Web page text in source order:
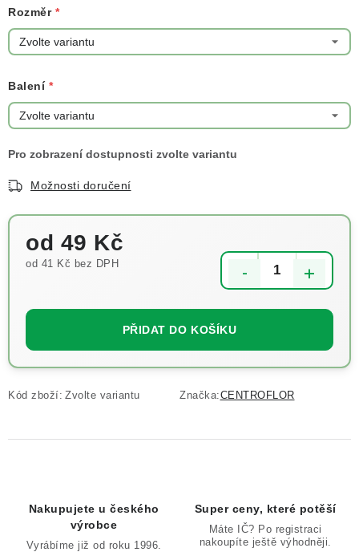
Jak získat lepší ceny?
Moje objednávka
Rozměr
Balení
Možnosti doručení
od 49 Kč
od 41 Kč bez DPH
PŘIDAT DO KOŠÍKU
Kód zboží: Zvolte variantu Značka:CENTROFLOR
Nakupujete u českého
výrobce
Vyrábíme již od roku 1996.
Super ceny, které potěší
Máte IČ? Po registraci
nakoupíte ještě výhodněji.